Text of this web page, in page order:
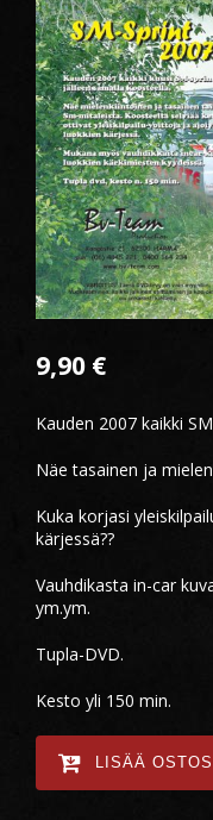
9,90 €
Kauden 2007 kaikki
Näe tasainen ja
Kuka korjasi
kärjessä??
Vauhdikasta in-car
ym.ym.
Tupla-DVD.
Kesto yli 150 min.
LISÄÄ